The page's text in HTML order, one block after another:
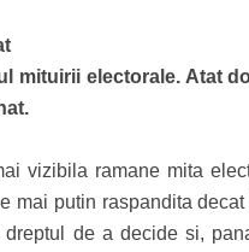
mituirii electorale. Atat
vizibila ramane mita
mai putin raspandita
dreptul de a decide si,